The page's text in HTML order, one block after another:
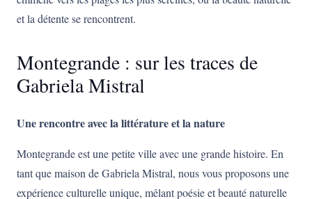
et la détente se rencontrent.
Montegrande : sur les traces de
Gabriela Mistral
Une rencontre avec la littérature et la nature
Montegrande est une petite ville avec une grande histoire. En
tant que maison de Gabriela Mistral, nous vous proposons une
expérience culturelle unique, mêlant poésie et beauté naturelle